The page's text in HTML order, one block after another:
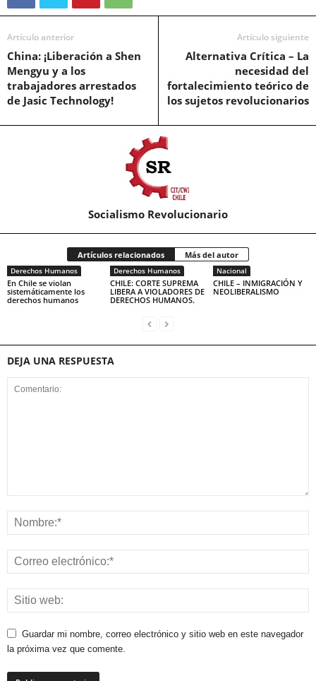
Artículo anterior
China: ¡Liberación a Shen
Mengyu y a los
trabajadores arrestados
de Jasic Technology!
Artículo siguiente
Alternativa Crítica – La
necesidad del
fortalecimiento teórico de
los sujetos revolucionarios
Socialismo Revolucionario
Artículos relacionados Más del autor
Derechos Humanos
En Chile se violan
sistemáticamente los
derechos humanos
Derechos Humanos
CHILE: CORTE SUPREMA
LIBERA A VIOLADORES DE
DERECHOS HUMANOS.
Nacional
CHILE – INMIGRACIÓN Y
NEOLIBERALISMO
DEJA UNA RESPUESTA
Guardar mi nombre, correo electrónico y sitio web en este navegador
la próxima vez que comente.